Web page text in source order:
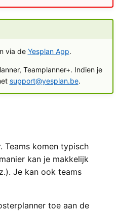
via de Yesplan App.
Teamplanner+. Indien je
support@yesplan.be.
Teams komen typisch
kan je makkelijk
Je kan ook teams
toe aan de